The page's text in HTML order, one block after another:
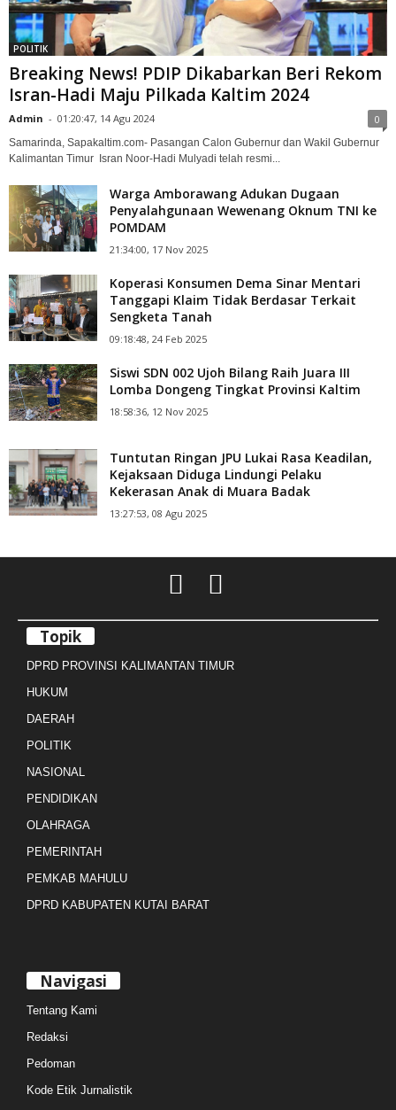
POLITIK
Breaking News! PDIP Dikabarkan Beri Rekom
Isran-Hadi Maju Pilkada Kaltim 2024
Admin - 01:20:47, 14 Agu 2024 0
Samarinda, Sapakaltim.com- Pasangan Calon Gubernur dan Wakil Gubernur
Kalimantan Timur Isran Noor-Hadi Mulyadi telah resmi...
Warga Amborawang Adukan Dugaan
Penyalahgunaan Wewenang Oknum TNI ke
POMDAM
21:34:00, 17 Nov 2025
Koperasi Konsumen Dema Sinar Mentari
Tanggapi Klaim Tidak Berdasar Terkait
Sengketa Tanah
09:18:48, 24 Feb 2025
Siswi SDN 002 Ujoh Bilang Raih Juara III
Lomba Dongeng Tingkat Provinsi Kaltim
18:58:36, 12 Nov 2025
Tuntutan Ringan JPU Lukai Rasa Keadilan,
Kejaksaan Diduga Lindungi Pelaku
Kekerasan Anak di Muara Badak
13:27:53, 08 Agu 2025
Topik
DPRD PROVINSI KALIMANTAN TIMUR
HUKUM
DAERAH
POLITIK
NASIONAL
PENDIDIKAN
OLAHRAGA
PEMERINTAH
PEMKAB MAHULU
DPRD KABUPATEN KUTAI BARAT
Navigasi
Tentang Kami
Redaksi
Pedoman
Kode Etik Jurnalistik